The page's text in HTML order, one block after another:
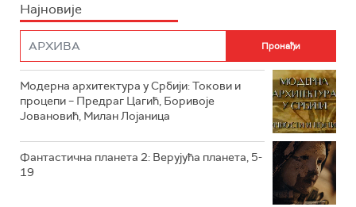
РТС ЖИВОТ
РТС КОЛО
Најновије
Модерна архитектура у Србији: Токови и
процепи – Предраг Цагић, Боривоје
Јовановић, Милан Лојаница
Фантастична планета 2: Верујућа планета, 5-
19